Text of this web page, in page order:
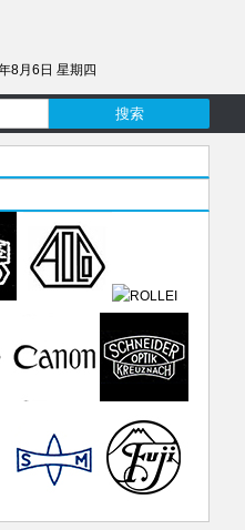
8月6日 星期四